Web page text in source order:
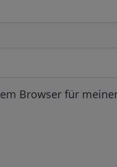
Browser für